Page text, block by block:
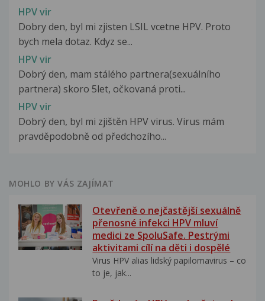
HPV vir
Dobry den, byl mi zjisten LSIL vcetne HPV. Proto
bych mela dotaz. Kdyz se...
HPV vir
Dobrý den, mam stálého partnera(sexuálního
partnera) skoro 5let, očkovaná proti...
HPV vir
Dobrý den, byl mi zjištěn HPV virus. Virus mám
pravděpodobně od předchozího...
MOHLO BY VÁS ZAJÍMAT
Otevřeně o nejčastější sexuálně
přenosné infekci HPV mluví
medici ze SpoluSafe. Pestrými
aktivitami cílí na děti i dospělé
Virus HPV alias lidský papilomavirus – co
to je, jak...